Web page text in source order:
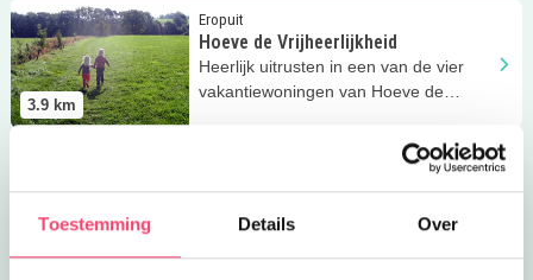
Toestemming Details Over
3.9 km
Eropuit
Hoeve de Vrijheerlijkheid
Heerlijk uitrusten in een van de vier
vakantiewoningen van Hoeve de
Lees meer Hoeve de Vrijheerlijkheid
beats tijdens jouw zwemavontuur!